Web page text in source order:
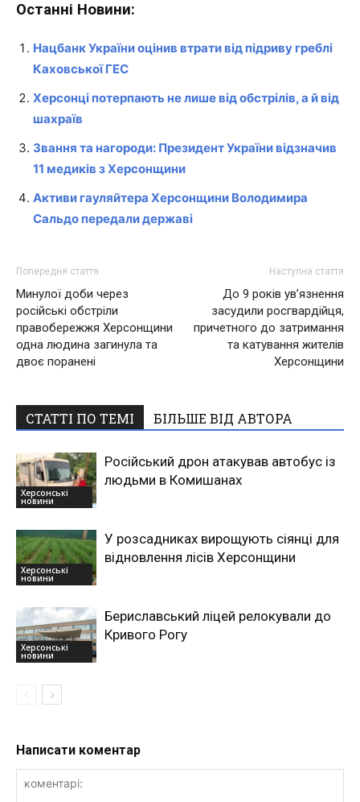
Останні Новини:
Нацбанк України оцінив втрати від підриву греблі
Каховської ГЕС
Херсонці потерпають не лише від обстрілів, а й від
шахраїв
Звання та нагороди: Президент України відзначив
11 медиків з Херсонщини
Активи гауляйтера Херсонщини Володимира
Сальдо передали державі
Попередня стаття
Минулої доби через
російські обстріли
правобережжя Херсонщини
одна людина загинула та
двоє поранені
Наступна стаття
До 9 років ув’язнення
засудили росгвардійця,
причетного до затримання
та катування жителів
Херсонщини
СТАТТІ ПО ТЕМІ БІЛЬШЕ ВІД АВТОРА
Херсонські
новини
Російський дрон атакував автобус із
людьми в Комишанах
Херсонські
новини
У розсадниках вирощують сіянці для
відновлення лісів Херсонщини
Херсонські
новини
Бериславський ліцей релокували до
Кривого Рогу
Написати коментар